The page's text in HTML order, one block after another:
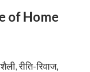
of Home
रीति-रिवाज,